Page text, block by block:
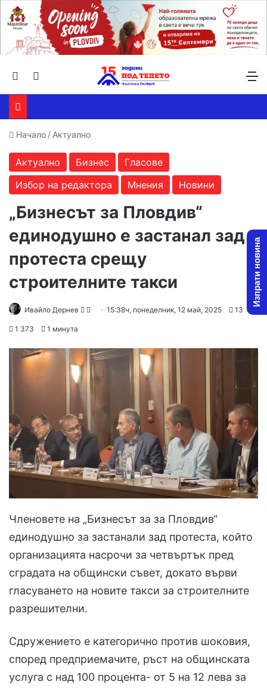
Търсене ...
Начало / Актуално
Актуално Бизнес
Гласове
Избор на редактора
Мнения Новини
„Бизнесът за Пловдив“
единодушно е застанал зад
протеста срещу
строителните такси
Ивайло Дернев
Follow
Send15:38ч, понеделник, 12 май, 2025 13
1 373 1 минута
Членовете на „Бизнесът за за Пловдив“
единодушно за застанали зад протеста, който
организацията насрочи за четвъртък пред
сградата на общински съвет, докато върви
гласуването на новите такси за строителните
разрешителни.
Сдружението е категорично против шоковия,
според предприемачите, ръст на общинската
услуга с над 100 процента- от 5 на 12 лева за
Изпрати новина